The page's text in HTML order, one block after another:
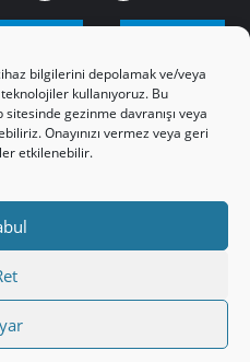
bilgilerini depolamak ve/veya
kullanıyoruz. Bu
gezinme davranışı veya
Onayınızı vermez veya geri
etkilenebilir.
Kuralları
Bize Yazın
Online Kutsal Kitap
Dersleri
– Canlı İzleyin
Register
Paltalk Sohbet Odası
. All rights reserved.